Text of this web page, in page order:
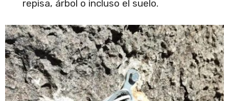
repisa, árbol o incluso el suelo.